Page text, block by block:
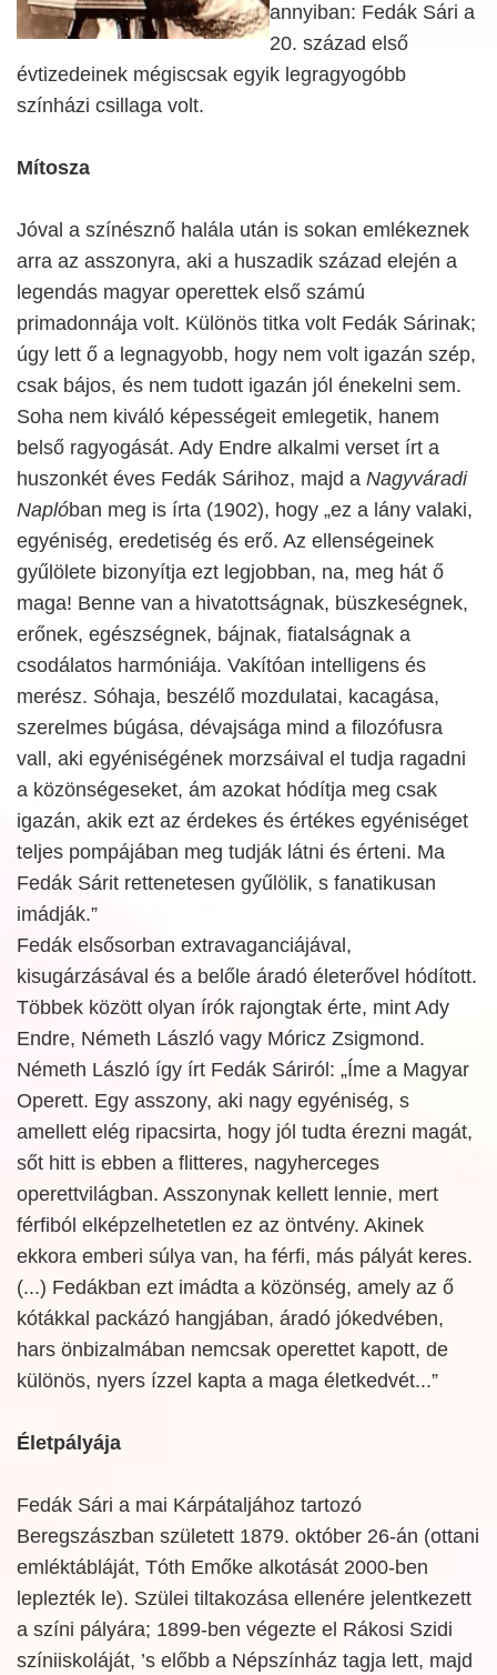
annyiban: Fedák Sári a
20. század első
évtizedeinek mégiscsak egyik legragyogóbb
színházi csillaga volt.
Mítosza
Jóval a színésznő halála után is sokan emlékeznek
arra az asszonyra, aki a huszadik század elején a
legendás magyar operettek első számú
primadonnája volt. Különös titka volt Fedák Sárinak;
úgy lett ő a legnagyobb, hogy nem volt igazán szép,
csak bájos, és nem tudott igazán jól énekelni sem.
Soha nem kiváló képességeit emlegetik, hanem
belső ragyogását. Ady Endre alkalmi verset írt a
huszonkét éves Fedák Sárihoz, majd a Nagyváradi
Naplóban meg is írta (1902), hogy „ez a lány valaki,
egyéniség, eredetiség és erő. Az ellenségeinek
gyűlölete bizonyítja ezt legjobban, na, meg hát ő
maga! Benne van a hivatottságnak, büszkeségnek,
erőnek, egészségnek, bájnak, fiatalságnak a
csodálatos harmóniája. Vakítóan intelligens és
merész. Sóhaja, beszélő mozdulatai, kacagása,
szerelmes búgása, dévajsága mind a filozófusra
vall, aki egyéniségének morzsáival el tudja ragadni
a közönségeseket, ám azokat hódítja meg csak
igazán, akik ezt az érdekes és értékes egyéniséget
teljes pompájában meg tudják látni és érteni. Ma
Fedák Sárit rettenetesen gyűlölik, s fanatikusan
imádják.”
Fedák elsősorban extravaganciájával,
kisugárzásával és a belőle áradó életerővel hódított.
Többek között olyan írók rajongtak érte, mint Ady
Endre, Németh László vagy Móricz Zsigmond.
Németh László így írt Fedák Sáriról: „Íme a Magyar
Operett. Egy asszony, aki nagy egyéniség, s
amellett elég ripacsirta, hogy jól tudta érezni magát,
sőt hitt is ebben a flitteres, nagyherceges
operettvilágban. Asszonynak kellett lennie, mert
férfiból elképzelhetetlen ez az öntvény. Akinek
ekkora emberi súlya van, ha férfi, más pályát keres.
(...) Fedákban ezt imádta a közönség, amely az ő
kótákkal packázó hangjában, áradó jókedvében,
hars önbizalmában nemcsak operettet kapott, de
különös, nyers ízzel kapta a maga életkedvét...”
Életpályája
Fedák Sári a mai Kárpátaljához tartozó
Beregszászban született 1879. október 26-án (ottani
emléktábláját, Tóth Emőke alkotását 2000-ben
leplezték le). Szülei tiltakozása ellenére jelentkezett
a színi pályára; 1899-ben végezte el Rákosi Szidi
színiiskoláját, ’s előbb a Népszínház tagja lett, majd